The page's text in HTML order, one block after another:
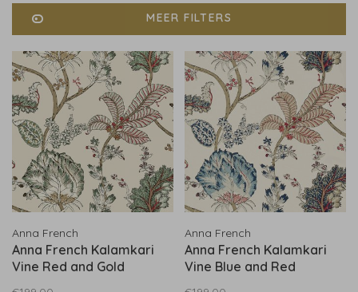
MEER FILTERS
Anna French
Anna French Kalamkari
Vine Red and Gold
Anna French
Anna French Kalamkari
Vine Blue and Red